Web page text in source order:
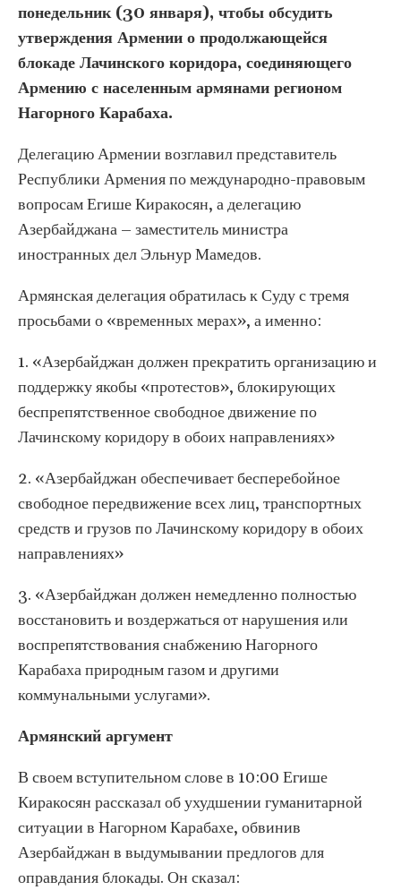
понедельник (30 января), чтобы обсудить
утверждения Армении о продолжающейся
блокаде Лачинского коридора, соединяющего
Армению с населенным армянами регионом
Нагорного Карабаха.
Делегацию Армении возглавил представитель
Республики Армения по международно-правовым
вопросам Егише Киракосян, а делегацию
Азербайджана – заместитель министра
иностранных дел Эльнур Мамедов.
Армянская делегация обратилась к Суду с тремя
просьбами о «временных мерах», а именно:
1. «Азербайджан должен прекратить организацию и
поддержку якобы «протестов», блокирующих
беспрепятственное свободное движение по
Лачинскому коридору в обоих направлениях»
2. «Азербайджан обеспечивает бесперебойное
свободное передвижение всех лиц, транспортных
средств и грузов по Лачинскому коридору в обоих
направлениях»
3. «Азербайджан должен немедленно полностью
восстановить и воздержаться от нарушения или
воспрепятствования снабжению Нагорного
Карабаха природным газом и другими
коммунальными услугами».
Армянский аргумент
В своем вступительном слове в 10:00 Егише
Киракосян рассказал об ухудшении гуманитарной
ситуации в Нагорном Карабахе, обвинив
Азербайджан в выдумывании предлогов для
оправдания блокады. Он сказал: